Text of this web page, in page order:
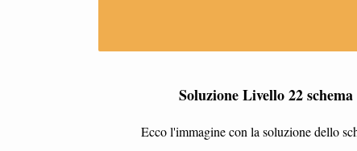
Soluzione Livello 22
Ecco l'immagine con la soluzione dello